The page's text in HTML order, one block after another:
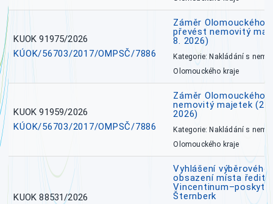
KUOK 91975/2026
KÚOK/56703/2017/OMPSČ/7886
Záměr Olomouckého
převést nemovitý
8. 2026)
Kategorie: Nakládání s
Olomouckého kraje
KUOK 91959/2026
KÚOK/56703/2017/OMPSČ/7886
Záměr Olomouckého
nemovitý majetek
2026)
Kategorie: Nakládání s
Olomouckého kraje
KUOK 88531/2026
Vyhlášení výběrového
obsazení místa
Šternberk